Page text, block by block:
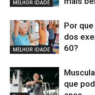
MELHOR IDADE
MELHOR IDADE
Por
dos
60?
que